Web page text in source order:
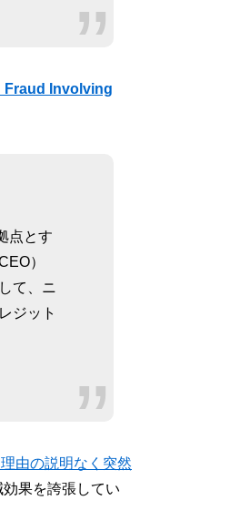
Fraud Involving
点とす
）
て、ニ
ジット
由の説明なく突然
果を誇張してい